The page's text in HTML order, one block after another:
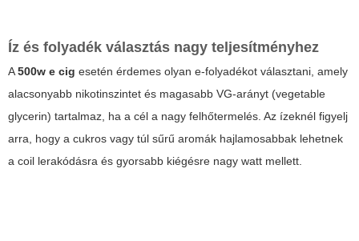
Íz és folyadék választás nagy teljesítményhez
A500w e cig esetén érdemes olyan e-folyadékot választani, amely
alacsonyabb nikotinszintet és magasabb VG-arányt (vegetable
glycerin) tartalmaz, ha a cél a nagy felhőtermelés. Az ízeknél figyelj
arra, hogy a cukros vagy túl sűrű aromák hajlamosabbak lehetnek
a coil lerakódásra és gyorsabb kiégésre nagy watt mellett.